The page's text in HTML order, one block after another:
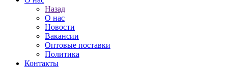
Назад
О нас
Новости
Вакансии
Оптовые поставки
Политика
Контакты